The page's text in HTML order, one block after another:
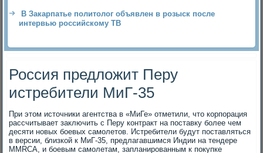
В Закарпатье политолог объявлен в розыск после
интервью российскому ТВ
Россия предложит Перу
истребители МиГ-35
При этом источники агентства в «МиГе» отметили, что корпорация
рассчитывает заключить с Перу контракт на поставку более чем
десяти новых боевых самолетов. Истребители будут поставляться
в версии, близкой к МиГ-35, предлагавшимся Индии на тендере
MMRCA, и боевым самолетам, запланированным к покупке